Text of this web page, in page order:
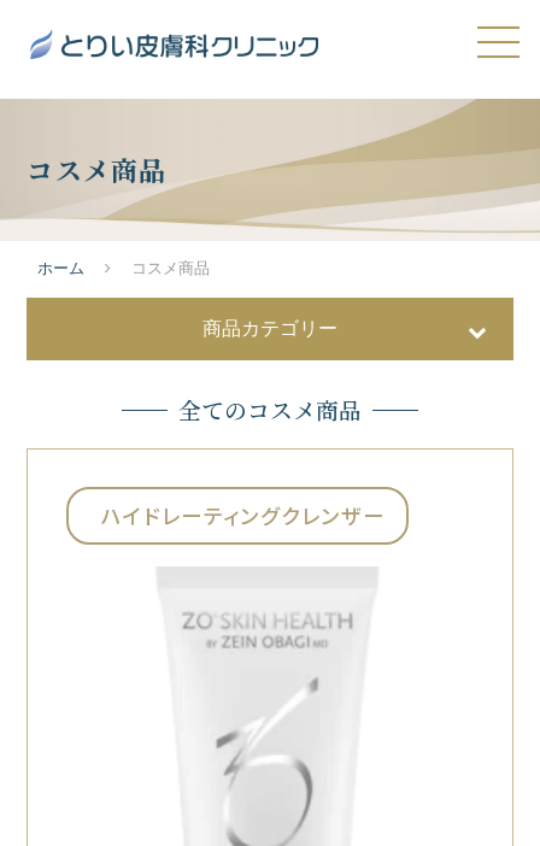
コスメ商品
ホーム コスメ商品
商品カテゴリー
美容液32
洗顔・クレンジング
11
化粧水・保湿ジェル
保湿剤5
ボディケア
日焼け止め
全てのコスメ商品
ハイドレーティングクレンザー